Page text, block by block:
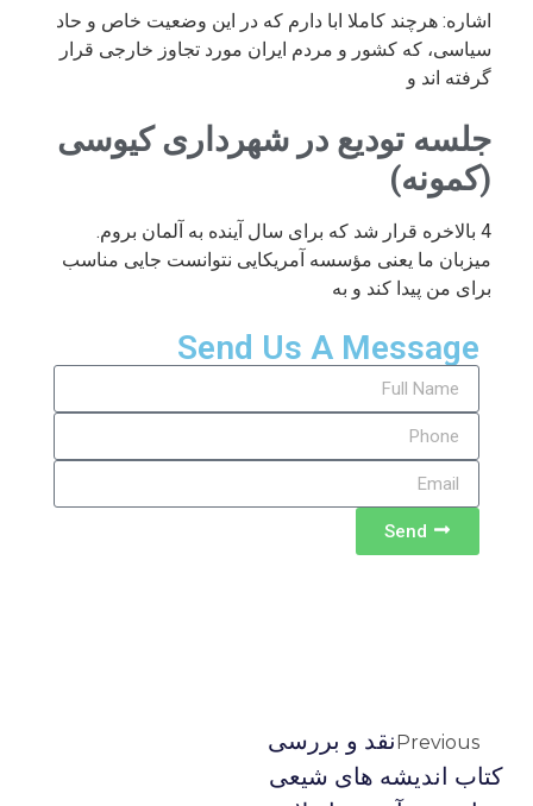
اشاره: هرچند کاملا ابا دارم که در این وضعیت خاص و حاد
سیاسی، که کشور و مردم ایران مورد تجاوز خارجی قرار
گرفته اند و
جلسه تودیع در شهرداری کیوسی
(کمونه)
4 بالاخره قرار شد که برای سال آینده به آلمان بروم.
میزبان ما یعنی مؤسسه آمریکایی نتوانست جایی مناسب
برای من پیدا کند و به
Send Us A Message
Send
Previousنقد و بررسی
کتاب اندیشه های شیعی